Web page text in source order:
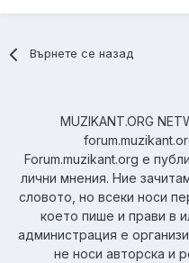
Върнете се назад
MUZIKANT.ORG
Forum.muzikant.org е
лични мнения. Ние
словото, но всеки носи
което пише и прави в
администрация е
не носи авторска и